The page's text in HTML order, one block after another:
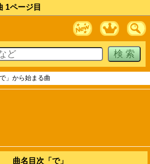
1ページ目
」から始まる曲
曲名目次「で」